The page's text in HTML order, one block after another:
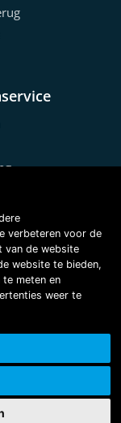
DXP®
verbeteren voor de
van de website
website te bieden,
meten en
weer te